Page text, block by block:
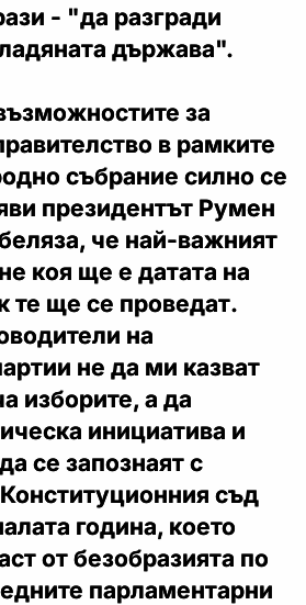
- "да разгради
държава".
за
в рамките
събрание силно се
президентът Румен
че най-важният
коя ще е датата на
те ще се проведат.
на
не да ми казват
изборите, а да
инициатива и
се запознаят с
съд
година, което
от безобразията по
парламентарни